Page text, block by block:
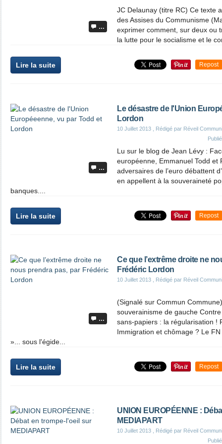
…
JC Delaunay (titre RC) Ce texte
des Assises du Communisme
exprimer comment, sur deux ou
la lutte pour le socialisme et le
Lire la suite Repost
…
Le désastre de l'Union
Lordon
10 Juillet 2013 , Rédigé par Réveil
Lu sur le blog de Jean Lévy :
européenne, Emmanuel Todd
adversaires de l’euro débattent
en appellent à la souveraineté
banques....
Lire la suite Repost
…
Ce que l’extrême droite ne
Frédéric Lordon
10 Juillet 2013 , Rédigé par Réveil
(Signalé sur Commun
souverainisme de gauche
sans-papiers : la régularisation !
Immigration et chômage ? Le
»... sous l'égide...
Lire la suite Repost
UNION EUROPÉENNE :
MEDIAPART
10 Juillet 2013 , Rédigé par Réveil